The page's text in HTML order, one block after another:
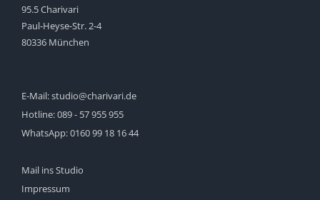
95.5 Charivari
Paul-Heyse-Str. 2-4
80336 München
E-Mail:studio@charivari.de
Hotline:089 - 57 955 955
WhatsApp:0160 99 18 16 44
Mail ins Studio
Impressum